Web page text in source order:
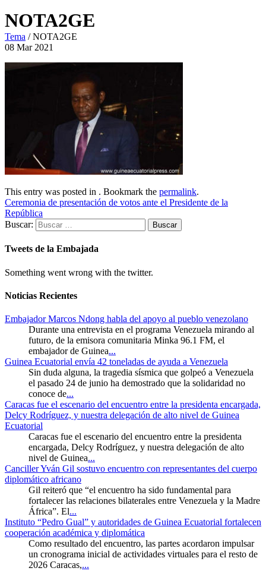
NOTA2GE
Tema /NOTA2GE
08 Mar 2021
This entry was posted in . Bookmark the permalink.
Ceremonia de presentación de votos ante el Presidente de la
República
Buscar:
Tweets de la Embajada
Something went wrong with the twitter.
Noticias Recientes
Embajador Marcos Ndong habla del apoyo al pueblo venezolano
Durante una entrevista en el programa Venezuela mirando al
futuro, de la emisora comunitaria Minka 96.1 FM, el
embajador de Guinea...
Guinea Ecuatorial envía 42 toneladas de ayuda a Venezuela
Sin duda alguna, la tragedia sísmica que golpeó a Venezuela
el pasado 24 de junio ha demostrado que la solidaridad no
conoce de...
Caracas fue el escenario del encuentro entre la presidenta encargada,
Delcy Rodríguez, y nuestra delegación de alto nivel de Guinea
Ecuatorial
Caracas fue el escenario del encuentro entre la presidenta
encargada, Delcy Rodríguez, y nuestra delegación de alto
nivel de Guinea...
Canciller Yván Gil sostuvo encuentro con representantes del cuerpo
diplomático africano
Gil reiteró que “el encuentro ha sido fundamental para
fortalecer las relaciones bilaterales entre Venezuela y la Madre
África”. El...
Instituto “Pedro Gual” y autoridades de Guinea Ecuatorial fortalecen
cooperación académica y diplomática
Como resultado del encuentro, las partes acordaron impulsar
un cronograma inicial de actividades virtuales para el resto de
2026 Caracas,...